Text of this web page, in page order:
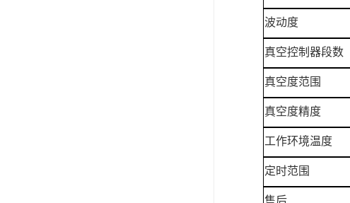
波动度
真空控制器段数
真空度范围
真空度精度
工作环境温度
定时范围